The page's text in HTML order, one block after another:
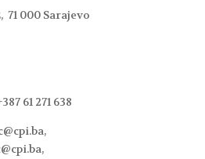
, 71 000 Sarajevo
61 271 638